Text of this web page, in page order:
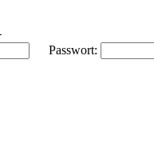
Passwort: